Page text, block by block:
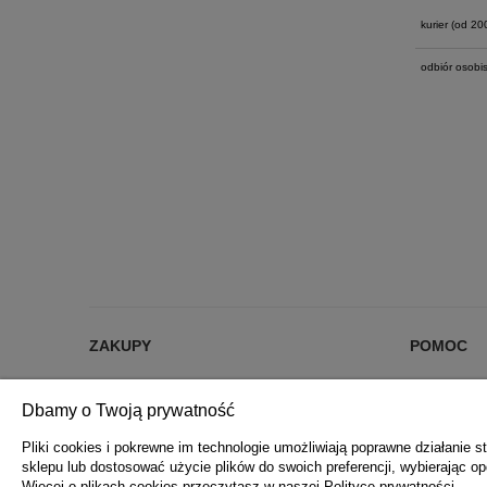
kurier (od
odbiór
ZAKUPY
DARMOWA DOSTAWA OD 200 zł
FORMY PŁATNOŚCI
REKLAMACJE I ZWROTY
POMOC
POLITYKA
Dbamy o Twoją prywatność
Pliki cookies i pokrewne im technologie umożliwiają poprawne
sklepu lub dostosować użycie plików do swoich preferencji, wybierając